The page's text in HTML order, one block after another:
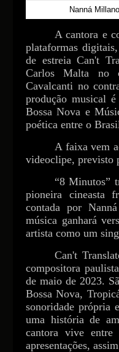
Nanná
A cantora e
plataformas
de estreia Can't
Carlos Malta no
Cavalcanti no
produção musical
Bossa Nova e
poética entre o
A faixa vem
videoclipe, previsto
“8 Minutos”
pioneira cineasta
contada por
música ganhará
artista como um
Can't
compositora
de maio de 2023.
Bossa Nova,
sonoridade própria
uma história de
cantora vive
apresentações,